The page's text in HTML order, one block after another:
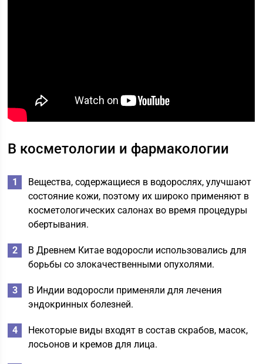
В косметологии и фармакологии
Вещества, содержащиеся в водорослях, улучшают
состояние кожи, поэтому их широко применяют в
косметологических салонах во время процедуры
обертывания.
В Древнем Китае водоросли использовались для
борьбы со злокачественными опухолями.
В Индии водоросли применяли для лечения
эндокринных болезней.
Некоторые виды входят в состав скрабов, масок,
лосьонов и кремов для лица.